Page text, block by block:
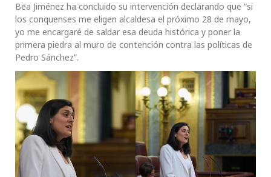
Bea Jiménez ha concluido su intervención declarando que “si
los conquenses me eligen alcaldesa el próximo 28 de mayo,
yo me encargaré de saldar esa deuda histórica y poner la
primera piedra al muro de contención contra las políticas de
Pedro Sánchez”.